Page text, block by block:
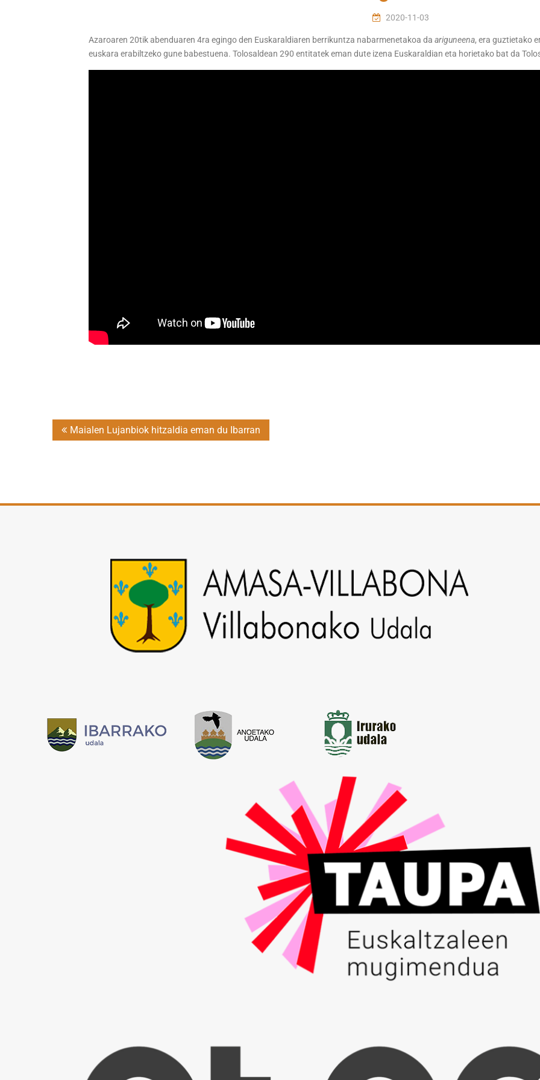
2020-11-03
Azaroaren 20tik abenduaren 4ra egingo den Euskaraldiaren berrikuntza nabarmenetakoa da ariguneena, era guztietako
euskara erabiltzeko gune babestuena. Tolosaldean 290 entitatek eman dute izena Euskaraldian eta horietako bat da
Post
navigation
Maialen Lujanbiok hitzaldia eman du Ibarran